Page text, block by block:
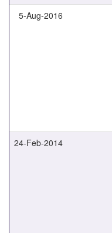
5-Aug-2016
24-Feb-2014